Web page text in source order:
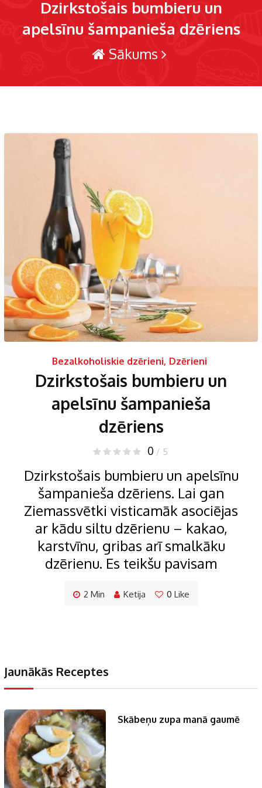
Dzirkstošais bumbieru un
apelsīnu šampanieša dzēriens
Sākums
Bezalkoholiskie dzērieni, Dzērieni
Dzirkstošais bumbieru un
apelsīnu šampanieša
dzēriens
0 / 5
Dzirkstošais bumbieru un apelsīnu
šampanieša dzēriens. Lai gan
Ziemassvētki visticamāk asociējas
ar kādu siltu dzērienu – kakao,
karstvīnu, gribas arī smalkāku
dzērienu. Es teikšu pavisam
2 Min Ketija 0 Like
Jaunākās Receptes
Skābeņu zupa manā gaumē